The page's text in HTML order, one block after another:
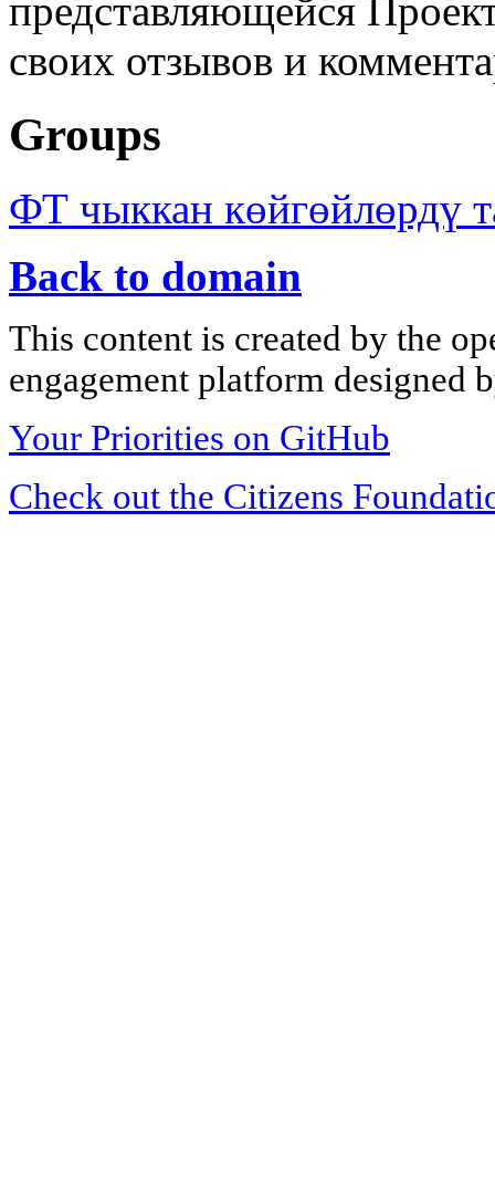
представляющейся
своих отзывов и
Groups
ФТ чыккан көйгөйлөрдү
Back to domain
This content is created by the
engagement platform designed
Your Priorities on GitHub
Check out the Citizens